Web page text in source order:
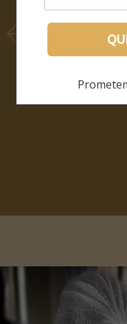
LEIA MAIS